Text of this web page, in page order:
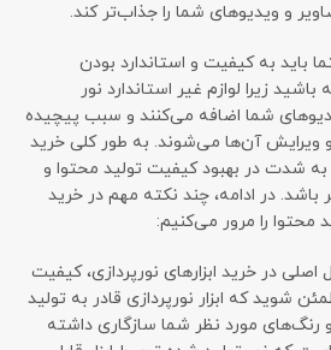
و ویدیوهای شما را جذاب‌تر کند.
باید به کیفیت و استاندارد بودن
زیرا لوازم غیر استاندارد نور
شما اضافه می‌کنند و سبب پیچیده
ویرایش آن‌ها می‌شوند. به طور کلی خرید
به شدت در بهبود کیفیت تولید محتوا و
در ادامه، چند نکته مهم در خرید
محتوا را مرور می‌کنیم:
اصلی در خرید ابزارهای نورپردازی، کیفیت
شوید که ابزار نورپردازی قادر به تولید
مورد نظر شما سازگاری داشته